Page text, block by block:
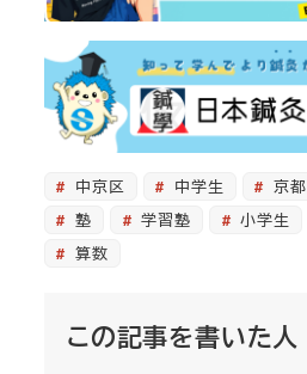
中京区 中学生 京都
塾
学習塾 小学生
算数
この記事を書いた人